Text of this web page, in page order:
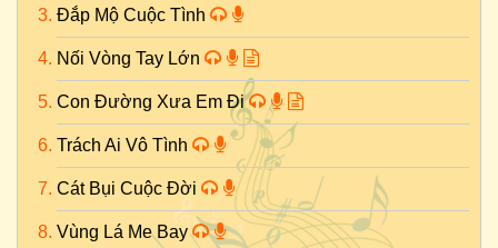
Đắp Mộ Cuộc Tình
Nối Vòng Tay Lớn
Con Đường Xưa Em Đi
Trách Ai Vô Tình
Cát Bụi Cuộc Đời
Vùng Lá Me Bay